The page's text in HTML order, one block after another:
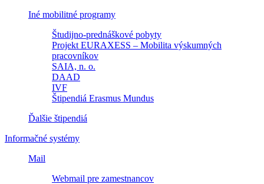
Iné mobilitné programy
Študijno-prednáškové pobyty
Projekt EURAXESS – Mobilita výskumných
pracovníkov
SAIA, n. o.
DAAD
IVF
Štipendiá Erasmus Mundus
Ďalšie štipendiá
Informačné systémy
Mail
Webmail pre zamestnancov